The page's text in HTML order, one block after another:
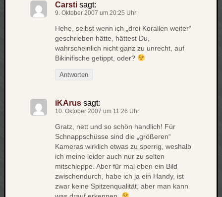
Carsti sagt:
9. Oktober 2007 um 20:25 Uhr
Hehe, selbst wenn ich „drei Korallen weiter“
geschrieben hätte, hättest Du,
wahrscheinlich nicht ganz zu unrecht, auf
Bikinifische getippt, oder?
Antworten
iKArus sagt:
10. Oktober 2007 um 11:26 Uhr
Gratz, nett und so schön handlich! Für
Schnappschüsse sind die „größeren“
Kameras wirklich etwas zu sperrig, weshalb
ich meine leider auch nur zu selten
mitschleppe. Aber für mal eben ein Bild
zwischendurch, habe ich ja ein Handy, ist
zwar keine Spitzenqualität, aber man kann